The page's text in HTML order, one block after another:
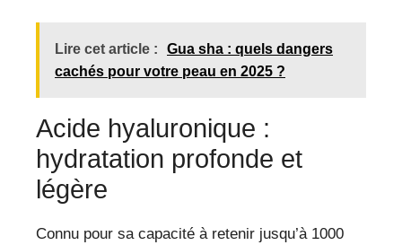
Lire cet article :
Gua sha : quels dangers
cachés pour votre peau en 2025 ?
Acide hyaluronique :
hydratation profonde et
légère
Connu pour sa capacité à retenir jusqu’à 1000